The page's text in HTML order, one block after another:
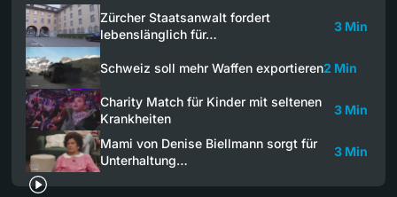
Zürcher Staatsanwalt fordert
lebenslänglich für…
3 Min
Schweiz soll mehr Waffen exportieren2 Min
Charity Match für Kinder mit seltenen
Krankheiten
3 Min
Mami von Denise Biellmann sorgt für
Unterhaltung…
3 Min